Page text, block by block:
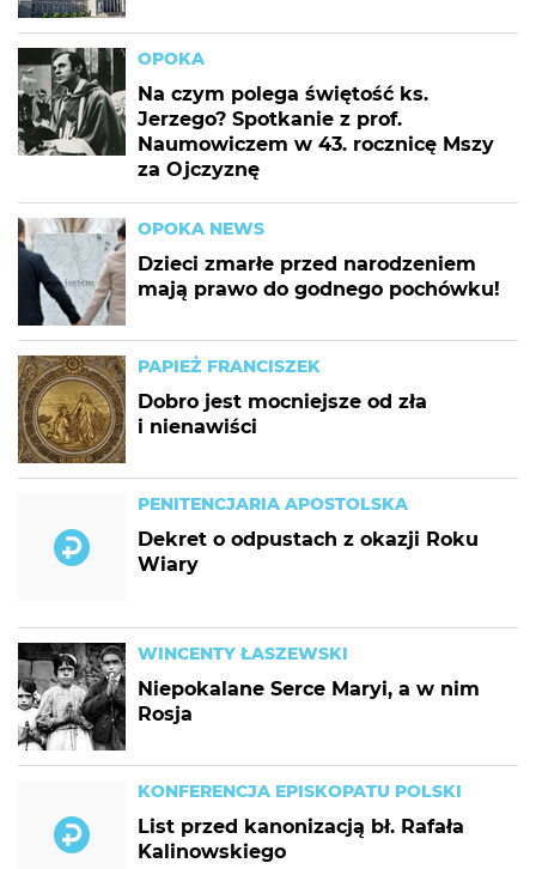
OPOKA
Na czym polega świętość ks.
Jerzego? Spotkanie z prof.
Naumowiczem w 43. rocznicę Mszy
za Ojczyznę
OPOKA NEWS
Dzieci zmarłe przed narodzeniem
mają prawo do godnego pochówku!
PAPIEŻ FRANCISZEK
Dobro jest mocniejsze od zła
i nienawiści
PENITENCJARIA APOSTOLSKA
Dekret o odpustach z okazji Roku
Wiary
WINCENTY ŁASZEWSKI
Niepokalane Serce Maryi, a w nim
Rosja
KONFERENCJA EPISKOPATU POLSKI
List przed kanonizacją bł. Rafała
Kalinowskiego